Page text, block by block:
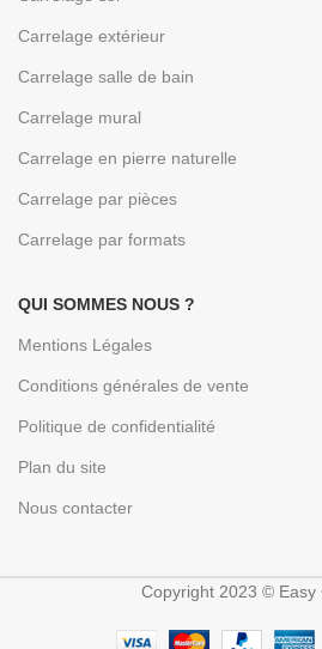
Carrelage extérieur
Carrelage salle de bain
Carrelage mural
Carrelage en pierre naturelle
Carrelage par pièces
Carrelage par formats
QUI SOMMES NOUS ?
Mentions Légales
Conditions générales de vente
Politique de confidentialité
Plan du site
Nous contacter
Copyright 2023 © Easy